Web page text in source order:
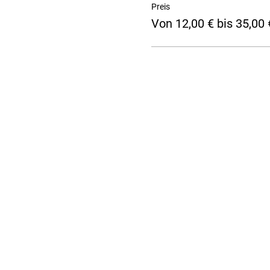
Preis
Von 12,00 € bis 35,00